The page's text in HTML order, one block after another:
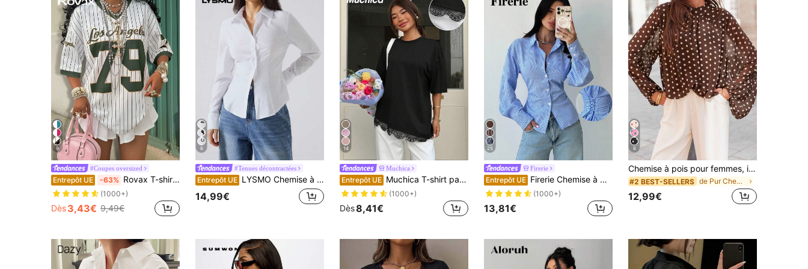
9
#Coupes oversized
Entrepôt UE -63% Rovax T-shirt décontracté pour femmes avec imprimé numérique, col en V, manches courtes, couleur unie et patchwork
(1000+)
Dès3,43€ 9,49€
6
#Tenues décontractées
Entrepôt UE LYSMO Chemise à manches longues de couleur unie, hauts à manches longues
14,99€
14
Muchica
Entrepôt UE Muchica T-shirt patchwork avec bordure en dentelle noire pour femmes, nouvelle arrivée printemps/été
(1000+)
Dès8,41€
25
Firerie
Entrepôt UE Firerie Chemise à manches longues rayée bleu et blanc pour femmes, chemise à taille nouée, chemise décontractée pour le travail, chemise de vacances, chemise rayée à taille cintrée, convient pour le printemps, l'été, l'automne et l'hiver, élégante, vacances, bohème, tenue de travail
(1000+)
13,81€
6
Chemise à pois pour femmes, imprimé blocs de couleurs intégral, chemise à manches longues pour vacances & décontractée, fête d'été marron
#2 BEST-SELLERS de Pur Chemises quotidiennes
12,99€